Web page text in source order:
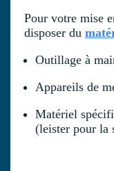
Pour votre mise
disposer du
Outillage à
Appareils de
Matériel
(leister pour la